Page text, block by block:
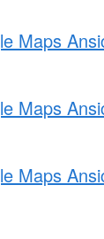
Maps
Maps
Maps